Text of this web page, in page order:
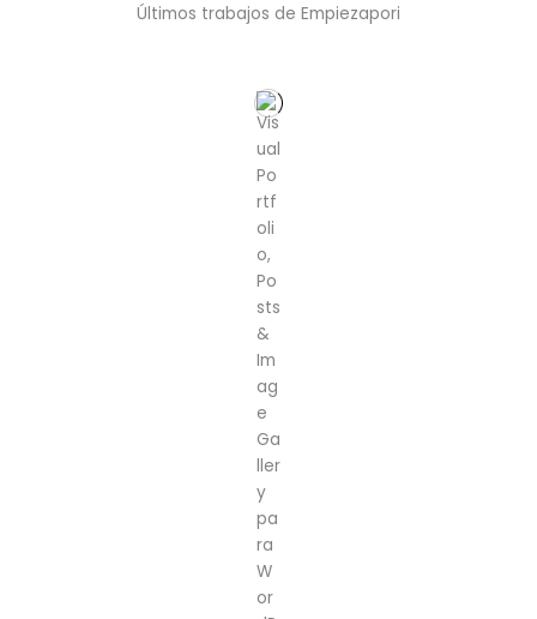
Últimos trabajos de Empiezapori